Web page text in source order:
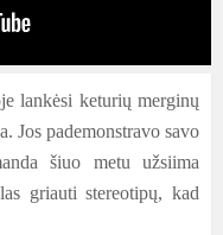
lankėsi keturių merginų
Jos pademonstravo savo
šiuo metu užsiima
griauti stereotipų, kad